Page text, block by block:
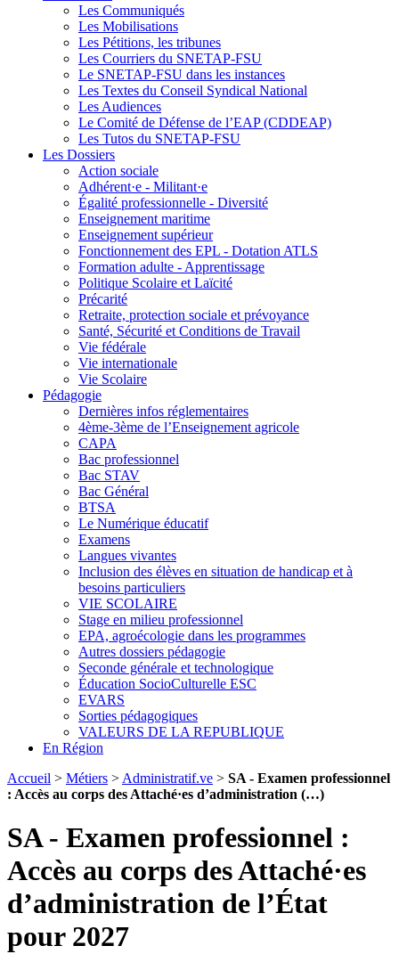
Les Communiqués
Les Mobilisations
Les Pétitions, les tribunes
Les Courriers du SNETAP-FSU
Le SNETAP-FSU dans les instances
Les Textes du Conseil Syndical National
Les Audiences
Le Comité de Défense de l’EAP (CDDEAP)
Les Tutos du SNETAP-FSU
Les Dossiers
Action sociale
Adhérent·e - Militant·e
Égalité professionnelle - Diversité
Enseignement maritime
Enseignement supérieur
Fonctionnement des EPL - Dotation ATLS
Formation adulte - Apprentissage
Politique Scolaire et Laïcité
Précarité
Retraite, protection sociale et prévoyance
Santé, Sécurité et Conditions de Travail
Vie fédérale
Vie internationale
Vie Scolaire
Pédagogie
Dernières infos réglementaires
4ème-3ème de l’Enseignement agricole
CAPA
Bac professionnel
Bac STAV
Bac Général
BTSA
Le Numérique éducatif
Examens
Langues vivantes
Inclusion des élèves en situation de handicap et à
besoins particuliers
VIE SCOLAIRE
Stage en milieu professionnel
EPA, agroécologie dans les programmes
Autres dossiers pédagogie
Seconde générale et technologique
Éducation SocioCulturelle ESC
EVARS
Sorties pédagogiques
VALEURS DE LA REPUBLIQUE
En Région
Accueil > Métiers > Administratif.ve > SA - Examen professionnel
: Accès au corps des Attaché·es d’administration (…)
SA - Examen professionnel :
Accès au corps des Attaché·es
d’administration de l’État
pour 2027